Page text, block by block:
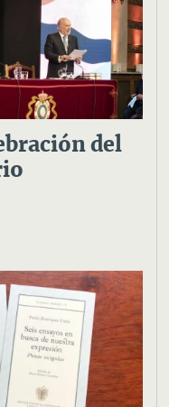
del